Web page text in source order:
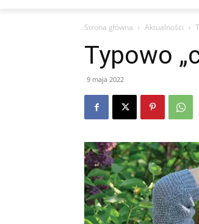
Strona główna Aktualności
Typowo
9 maja 2022